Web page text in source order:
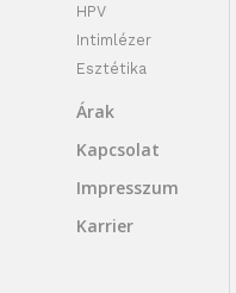
HPV
Intimlézer
Esztétika
Árak
Kapcsolat
Impresszum
Karrier